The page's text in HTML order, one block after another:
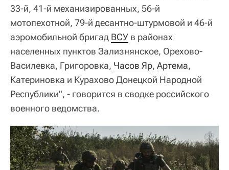
33-й, 41-й механизированных, 56-й
мотопехотной, 79-й десантно-штурмовой и 46-й
аэромобильной бригад ВСУ в районах
населенных пунктов Зализнянское, Орехово-
Василевка, Григоровка, Часов Яр, Артема,
Катериновка и Курахово Донецкой Народной
Республики", - говорится в сводке российского
военного ведомства.